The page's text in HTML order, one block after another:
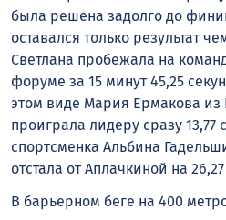
была решена задолго до
оставался только результат
Светлана пробежала на
форуме за 15 минут 45,25
этом виде Мария Ермакова из
проиграла лидеру сразу 13,77
спортсменка Альбина
отстала от Аплачкиной на
В барьерном беге на 400